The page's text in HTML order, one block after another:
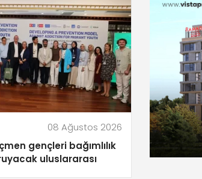
08 Ağustos 2026
gençleri bağımlılık
uluslararası